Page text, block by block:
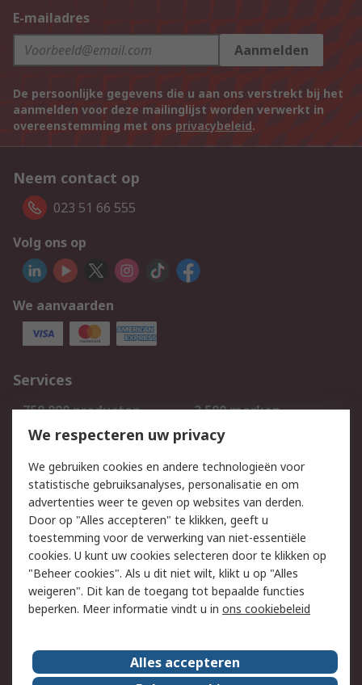
E-mailadres
Aanmelden
De persoonlijke gegevens die u aan ons verstrekt bij het
aanmelden voor deze mailinglijst worden verwerkt in
overeenstemming met ons privacybeleid.
Neem contact op
023 51 66 555
Volg ons op
We aanvaarden
Services
750.000 producten
2.500 merken
Bestellen
Inkoopoplossingen
Track & Trace
Wettelijk
Cookiebeleid
Email veiligheid
Privacybeleid
Websitevoorwaarden
Algemene
verkoopvoorwaarden
Over RS
We respecteren uw privacy
We gebruiken cookies en andere technologieën voor
statistische gebruiksanalyses, personalisatie en om
advertenties weer te geven op websites van derden.
Door op "Alles accepteren" te klikken, geeft u
toestemming voor de verwerking van niet-essentiële
cookies. U kunt uw cookies selecteren door te klikken op
"Beheer cookies". Als u dit niet wilt, klikt u op "Alles
weigeren". Dit kan de toegang tot bepaalde functies
beperken. Meer informatie vindt u in ons cookiebeleid
Alles accepteren